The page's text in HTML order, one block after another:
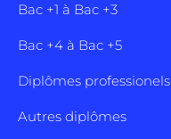
Bac +1 à Bac +3
Bac +4 à Bac +5
Diplômes professionels
Autres diplômes